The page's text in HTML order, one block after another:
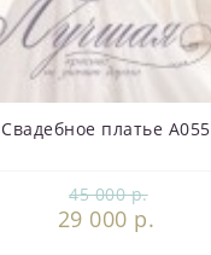
Свадебное платье А055
45 000 р.
29 000 р.